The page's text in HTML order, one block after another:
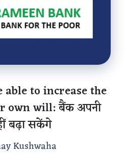
to increase the
own will: बैंक अपनी
बढ़ा सकेंगे
Kushwaha